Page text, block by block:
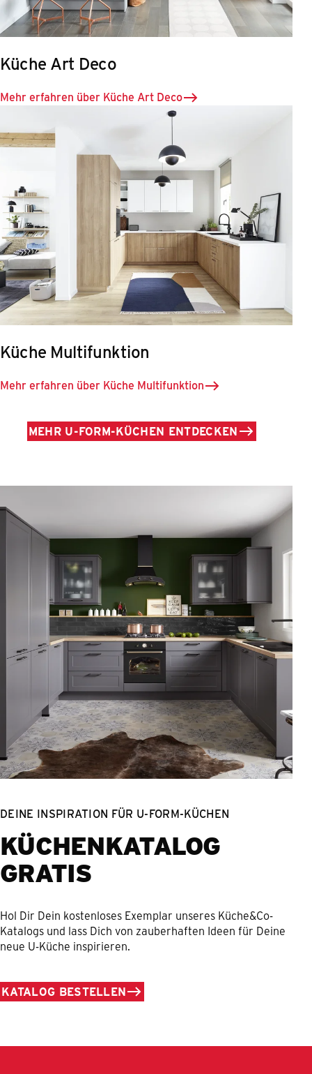
Küche Art Deco
Mehr erfahren über Küche Art Deco
Küche Multifunktion
Mehr erfahren über Küche Multifunktion
MEHR U-FORM-KÜCHEN ENTDECKEN
DEINE INSPIRATION FÜR U-FORM-KÜCHEN
KÜCHENKATALOG
GRATIS
Hol Dir Dein kostenloses Exemplar unseres Küche&Co-
Katalogs und lass Dich von zauberhaften Ideen für Deine
neue U-Küche inspirieren.
KATALOG BESTELLEN